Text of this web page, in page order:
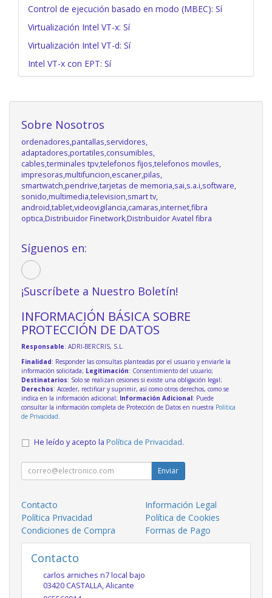
Control de ejecución basado en modo (MBEC): Sí
Virtualización Intel VT-x: Sí
Virtualización Intel VT-d: Sí
Intel VT-x con EPT: Sí
Sobre Nosotros
ordenadores,pantallas,servidores,
adaptadores,portatiles,consumibles,
cables,terminales tpv,telefonos fijos,telefonos moviles,
impresoras,multifuncion,escaner,pilas,
smartwatch,pendrive,tarjetas de memoria,sai,s.a.i,software,
sonido,multimedia,television,smart tv,
android,tablet,videovigilancia,camaras,internet,fibra
optica,Distribuidor Finetwork,Distribuidor Avatel fibra
Síguenos en:
¡Suscríbete a Nuestro Boletín!
INFORMACIÓN BÁSICA SOBRE
PROTECCIÓN DE DATOS
Responsable: ADRI-BERCRIS, S.L.
Finalidad: Responder las consultas planteadas por el usuario y enviarle la
información solicitada; Legitimación: Consentimiento del usuario;
Destinatarios: Solo se realizan cesiones si existe una obligación legal;
Derechos: Acceder, rectificar y suprimir, así como otros derechos, como se
indica en la información adicional; Información Adicional: Puede
consultar la información completa de Protección de Datos en nuestra Política
de Privacidad
He leído y acepto la Política de Privacidad.
Enviar
Contacto
Información Legal
Política Privacidad
Política de Cookies
Condiciones de Compra
Formas de Pago
Contacto
carlos arniches n7 local bajo
03420 CASTALLA,Alicante